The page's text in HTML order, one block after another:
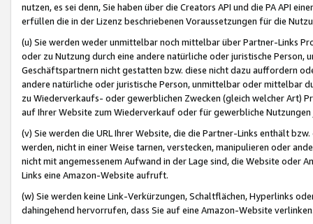
nutzen, es sei denn, Sie haben über die Creators API und die PA API
erfüllen die in der Lizenz beschriebenen Voraussetzungen für die
(u) Sie werden weder unmittelbar noch mittelbar über Partner-Links
oder zu Nutzung durch eine andere natürliche oder juristische
Geschäftspartnern nicht gestatten bzw. diese nicht dazu auffordern
andere natürliche oder juristische Person, unmittelbar oder mittelbar
zu Wiederverkaufs- oder gewerblichen Zwecken (gleich welcher Art)
auf Ihrer Website zum Wiederverkauf oder für gewerbliche
(v) Sie werden die URL Ihrer Website, die die Partner-Links enthält
werden, nicht in einer Weise tarnen, verstecken, manipulieren oder
nicht mit angemessenem Aufwand in der Lage sind, die Website oder
Links eine Amazon-Website aufruft.
(w) Sie werden keine Link-Verkürzungen, Schaltflächen, Hyperlinks
dahingehend hervorrufen, dass Sie auf eine Amazon-Website